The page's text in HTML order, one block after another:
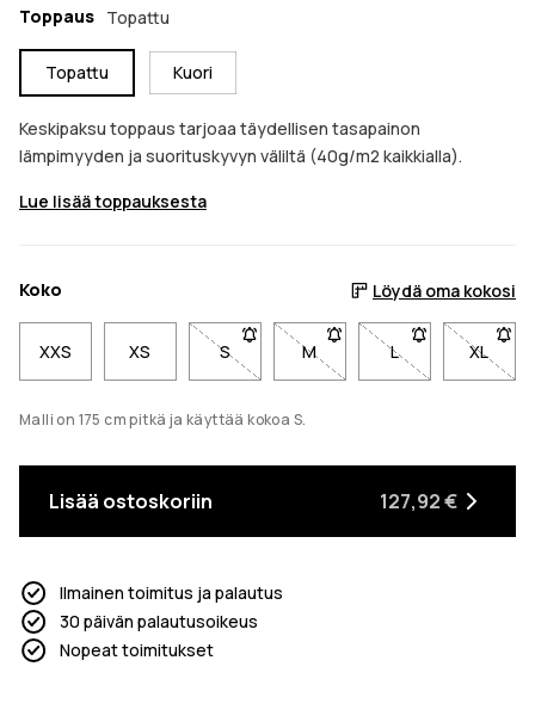
Toppaus Topattu
Topattu Kuori
Keskipaksu toppaus tarjoaa täydellisen tasapainon
lämpimyyden ja suorituskyvyn väliltä (40g/m2 kaikkialla).
Lue lisää toppauksesta
Koko Löydä oma kokosi
XXS XS S- Koko S ei ole saatavilla. Napsauta
M- Koko M ei ole saatavilla.
L- Koko L ei ole
XL- Koko
Malli on 175 cm pitkä ja käyttää kokoa S.
Lisää ostoskoriin 127,92 €
Ilmainen toimitus ja palautus
30 päivän palautusoikeus
Nopeat toimitukset